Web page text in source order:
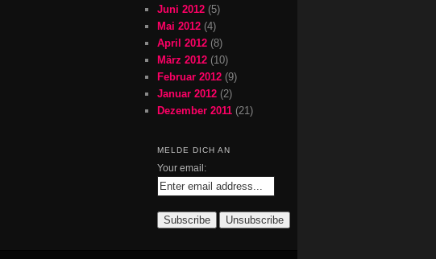
Juni 2012 (5)
Mai 2012 (4)
April 2012 (8)
März 2012 (10)
Februar 2012 (9)
Januar 2012 (2)
Dezember 2011 (21)
MELDE DICH AN
Your email: